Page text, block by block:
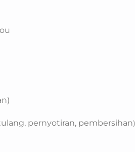
pernyotiran, pembersihan)